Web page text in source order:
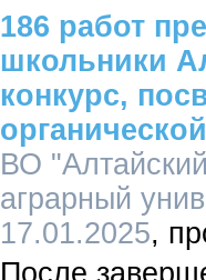
186 работ
школьники
конкурс,
ВО
аграрный
17.01.2025
После